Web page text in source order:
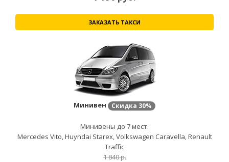
ЗАКАЗАТЬ ТАКСИ
Минивен Скидка 30%
Минивены до 7 мест.
Mercedes Vito, Huyndai Starex, Volkswagen Caravella, Renault
Traffic
1 840 р.